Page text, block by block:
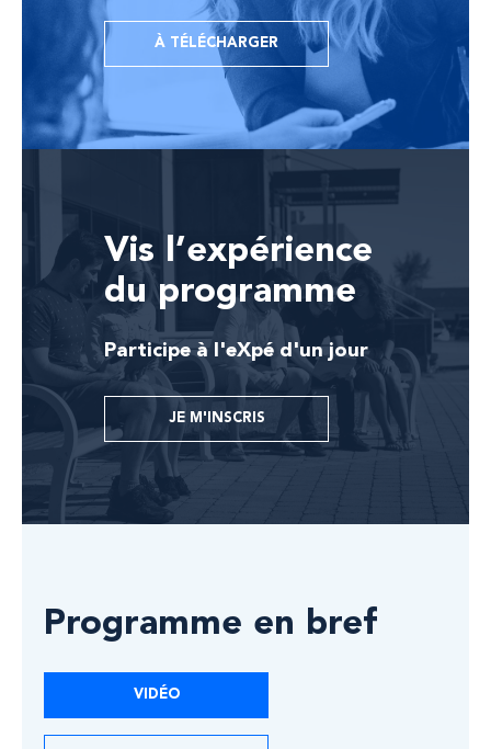
À TÉLÉCHARGER
Vis l’expérience
du programme
Participe à l'eXpé d'un jour
JE M'INSCRIS
Programme en bref
VIDÉO